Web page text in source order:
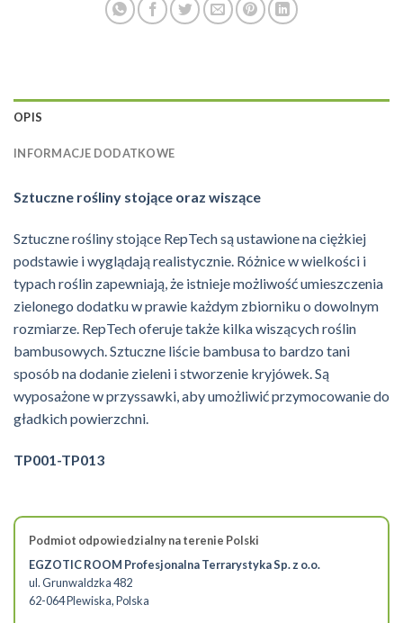
OPIS
INFORMACJE DODATKOWE
Sztuczne rośliny stojące oraz wiszące
Sztuczne rośliny stojące RepTech są ustawione na ciężkiej
podstawie i wyglądają realistycznie. Różnice w wielkości i
typach roślin zapewniają, że istnieje możliwość umieszczenia
zielonego dodatku w prawie każdym zbiorniku o dowolnym
rozmiarze. RepTech oferuje także kilka wiszących roślin
bambusowych. Sztuczne liście bambusa to bardzo tani
sposób na dodanie zieleni i stworzenie kryjówek. Są
wyposażone w przyssawki, aby umożliwić przymocowanie do
gładkich powierzchni.
TP001-TP013
Podmiot odpowiedzialny na terenie Polski
EGZOTIC ROOM Profesjonalna Terrarystyka Sp. z o.o.
ul. Grunwaldzka 482
62-064 Plewiska, Polska